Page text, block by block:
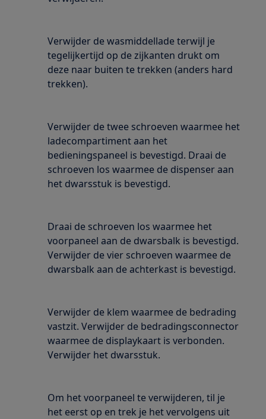
Verwijder de wasmiddellade terwijl je
tegelijkertijd op de zijkanten drukt om
deze naar buiten te trekken (anders hard
trekken).
Verwijder de twee schroeven waarmee het
ladecompartiment aan het
bedieningspaneel is bevestigd. Draai de
schroeven los waarmee de dispenser aan
het dwarsstuk is bevestigd.
Draai de schroeven los waarmee het
voorpaneel aan de dwarsbalk is bevestigd.
Verwijder de vier schroeven waarmee de
dwarsbalk aan de achterkast is bevestigd.
Verwijder de klem waarmee de bedrading
vastzit. Verwijder de bedradingsconnector
waarmee de displaykaart is verbonden.
Verwijder het dwarsstuk.
Om het voorpaneel te verwijderen, til je
het eerst op en trek je het vervolgens uit